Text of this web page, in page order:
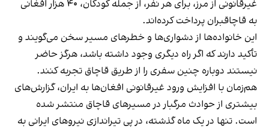
غیرقانونی از مرز، برای هر نفر، از جمله کودکان، ۴۰ هزار افغانی
به قاچاقبران پرداخت کرده‌اند.
این خانواده‌ها از دشواری‌ها و خطرهای مسیر سخن می‌گویند و
تأکید دارند که اگر راه دیگری وجود داشته باشد، هرگز حاضر
نیستند دوباره چنین سفری را از طریق قاچاق تجربه کنند.
هم‌زمان با افزایش ورود غیرقانونی افغان‌ها به ایران، گزارش‌های
بیشتری از حوادث مرگبار در مسیرهای قاچاق منتشر شده
است. تنها در یک ماه گذشته، در پی تیراندازی نیروهای ایرانی به